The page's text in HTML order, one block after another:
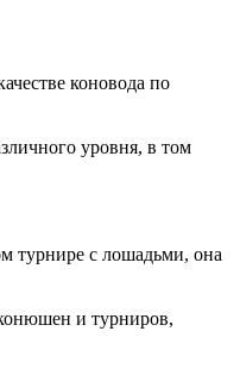
коновода по
уровня, в том
турнире с лошадьми, она
и турниров,